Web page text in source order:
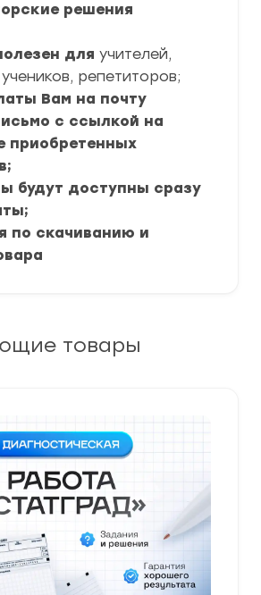
решения
для учителей,
репетиторов;
Вам на почту
с ссылкой на
приобретенных
будут доступны сразу
по скачиванию и
товары